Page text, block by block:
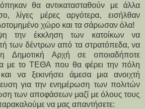
θα αντικατασταθούν με άλλα
λίγες μέρες αργότερα, εισήλθαν
χώρο και τα σάρωσαν όλα!
την έκκληση των κατοίκων να
των δέντρων από τα στρατόπεδα, να
Δημοτική Αρχή σε οποιαδήποτε
με το ΤΕΘΑ που θα φέρει την πόλη
να ξεκινήσει άμεσα μια ανοιχτή
για την ενημέρωση των πολιτών
των αποφάσεων μαζί με όλους τους
να μας απαντήσετε: